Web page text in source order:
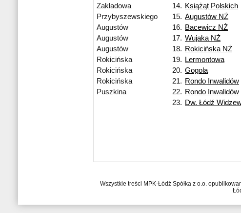
Zakładowa
14. Książąt Polskich
Przybyszewskiego
15. Augustów NŻ
Augustów
16. Bacewicz NŻ
Augustów
17. Wujaka NŻ
Augustów
18. Rokicińska NŻ
Rokicińska
19. Lermontowa
Rokicińska
20. Gogola
Rokicińska
21. Rondo Inwalidów
Puszkina
22. Rondo Inwalidów
23. Dw. Łódź
Wszystkie treści MPK-Łódź Spółka z o.o.